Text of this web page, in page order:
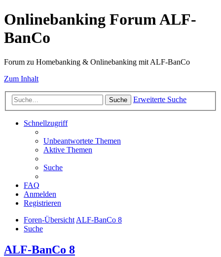
Onlinebanking Forum ALF-
BanCo
Forum zu Homebanking & Onlinebanking mit ALF-BanCo
Zum Inhalt
Suche Erweiterte Suche
Schnellzugriff
Unbeantwortete Themen
Aktive Themen
Suche
FAQ
Anmelden
Registrieren
Foren-ÜbersichtALF-BanCo 8
Suche
ALF-BanCo 8